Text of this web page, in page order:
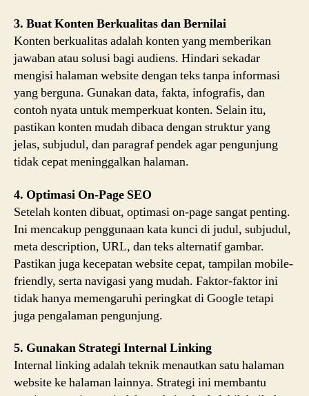
3. Buat Konten Berkualitas dan Bernilai
Konten berkualitas adalah konten yang memberikan
jawaban atau solusi bagi audiens. Hindari sekadar
mengisi halaman website dengan teks tanpa informasi
yang berguna. Gunakan data, fakta, infografis, dan
contoh nyata untuk memperkuat konten. Selain itu,
pastikan konten mudah dibaca dengan struktur yang
jelas, subjudul, dan paragraf pendek agar pengunjung
tidak cepat meninggalkan halaman.
4. Optimasi On-Page SEO
Setelah konten dibuat, optimasi on-page sangat penting.
Ini mencakup penggunaan kata kunci di judul, subjudul,
meta description, URL, dan teks alternatif gambar.
Pastikan juga kecepatan website cepat, tampilan mobile-
friendly, serta navigasi yang mudah. Faktor-faktor ini
tidak hanya memengaruhi peringkat di Google tetapi
juga pengalaman pengunjung.
5. Gunakan Strategi Internal Linking
Internal linking adalah teknik menautkan satu halaman
website ke halaman lainnya. Strategi ini membantu